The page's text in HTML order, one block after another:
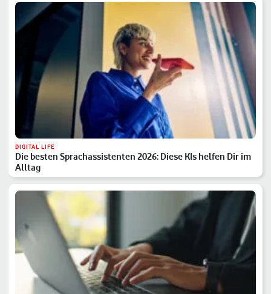
DIGITAL LIFE
Die besten Sprachassistenten 2026: Diese KIs helfen Dir im
Alltag